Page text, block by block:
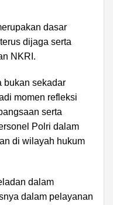
dasar
dijaga serta
NKRI.
bukan sekadar
momen refleksi
serta
Polri dalam
di wilayah hukum
dalam
dalam pelayanan